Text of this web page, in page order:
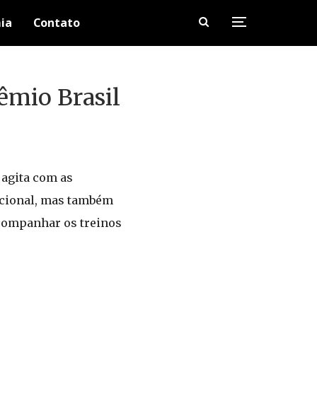
Contato
Brasil
com as
mas também
os treinos